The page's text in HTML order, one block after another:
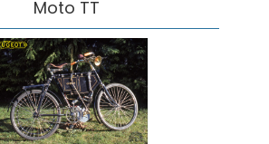
Moto TT